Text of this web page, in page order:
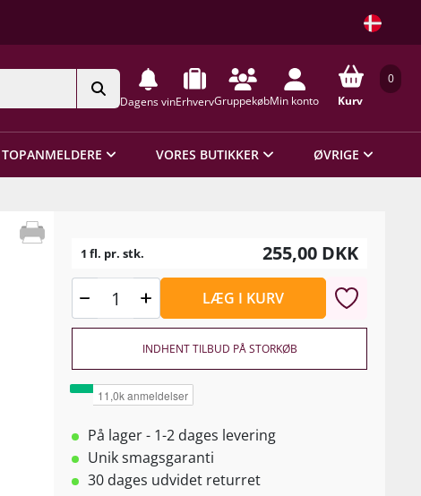
Dagens vinErhvervGruppekøbMin konto
0
Kurv
TOPANMELDERE VORES BUTIKKER ØVRIGE
1 fl. pr. stk. 255,00 DKK
LÆG I KURV
INDHENT TILBUD PÅ STORKØB
På lager - 1-2 dages levering
Unik smagsgaranti
30 dages udvidet returret